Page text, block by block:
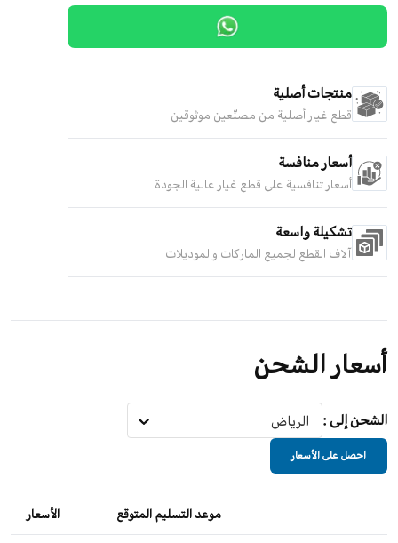
منتجات أصلية
قطع غيار أصلية من مصنّعين موثوقين
أسعار منافسة
أسعار تنافسية على قطع غيار عالية الجودة
تشكيلة واسعة
آلاف القطع لجميع الماركات والموديلات
أسعار الشحن
الشحن إلى : الرياض
احصل على الأسعار
موعد التسليم المتوقع الأسعار